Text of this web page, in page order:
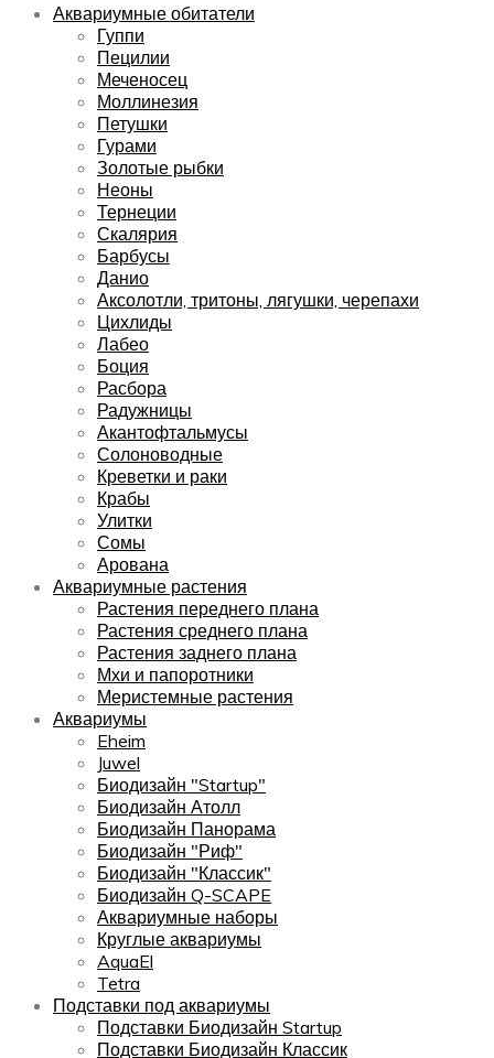
Аквариумные обитатели
Гуппи
Пецилии
Меченосец
Моллинезия
Петушки
Гурами
Золотые рыбки
Неоны
Тернеции
Скалярия
Барбусы
Данио
Аксолотли, тритоны, лягушки, черепахи
Цихлиды
Лабео
Боция
Расбора
Радужницы
Акантофтальмусы
Солоноводные
Креветки и раки
Крабы
Улитки
Сомы
Арована
Аквариумные растения
Растения переднего плана
Растения среднего плана
Растения заднего плана
Мхи и папоротники
Меристемные растения
Аквариумы
Eheim
Juwel
Биодизайн "Startup"
Биодизайн Атолл
Биодизайн Панорама
Биодизайн "Риф"
Биодизайн "Классик"
Биодизайн Q-SCAPE
Аквариумные наборы
Круглые аквариумы
AquaEl
Tetra
Подставки под аквариумы
Подставки Биодизайн Startup
Подставки Биодизайн Классик